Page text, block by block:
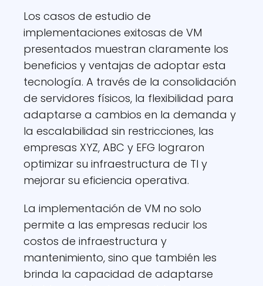
Los casos de estudio de
implementaciones exitosas de VM
presentados muestran claramente los
beneficios y ventajas de adoptar esta
tecnología. A través de la consolidación
de servidores físicos, la flexibilidad para
adaptarse a cambios en la demanda y
la escalabilidad sin restricciones, las
empresas XYZ, ABC y EFG lograron
optimizar su infraestructura de TI y
mejorar su eficiencia operativa.
La implementación de VM no solo
permite a las empresas reducir los
costos de infraestructura y
mantenimiento, sino que también les
brinda la capacidad de adaptarse